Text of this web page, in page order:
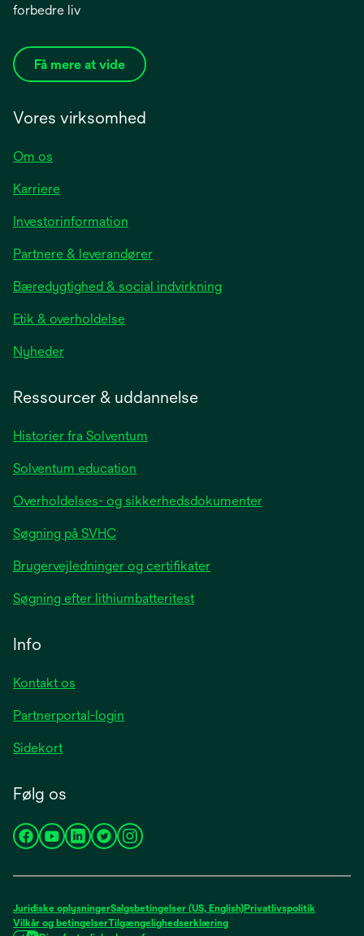
forbedre liv
Få mere at vide
Vores virksomhed
Om os
Karriere
Investorinformation
a
new
Partnere & leverandører
Bæredygtighed & social indvirkning
Etik & overholdelse
Nyhederopens
tab
Ressourcer & uddannelse
Historier fra Solventum
Solventum education
Overholdelses- og sikkerhedsdokumenter
Søgning på SVHC
Brugervejledninger og certifikater
Søgning efter lithiumbatteritest
Info
Kontakt os
Partnerportal-login
Sidekort
Følg os
opens
new
tab
opens
new
tab
opens
new
tab
opens
new
tab
opens
new
tab
Juridiske oplysningerSalgsbetingelser (US, English)Privatlivspolitik
Vilkår og betingelserTilgængelighedserklæring